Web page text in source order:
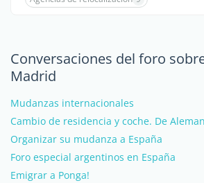
Conversaciones del foro
Madrid
Mudanzas internacionales
Cambio de residencia y coche. De
Organizar su mudanza a España
Foro especial argentinos en España
Emigrar a Ponga!